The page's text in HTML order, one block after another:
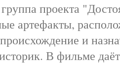
проекта
артефакты,
и
В фильме